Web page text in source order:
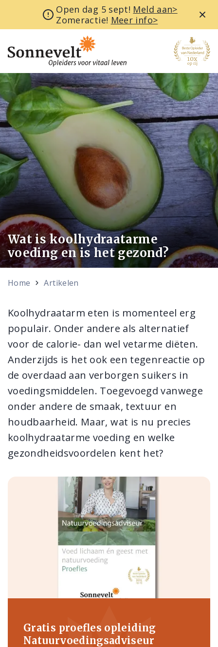
Open dag 5 sept! Meld aan>
Zomeractie! Meer info>
Wat is koolhydraatarme
voeding en is het gezond?
Home Artikelen
Koolhydraatarm eten is momenteel erg
populair. Onder andere als alternatief
voor de calorie- dan wel vetarme diëten.
Anderzijds is het ook een tegenreactie op
de overdaad aan verborgen suikers in
voedingsmiddelen. Toegevoegd vanwege
onder andere de smaak, textuur en
houdbaarheid. Maar, wat is nu precies
koolhydraatarme voeding en welke
gezondheidsvoordelen kent het?
Gratis proefles opleiding
Natuurvoedingsadviseur